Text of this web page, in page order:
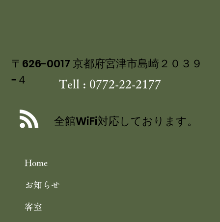
ーナーにて 茶六別館の食事処・四季膳
Home
お知らせ
客室
〒626-0017 京都府宮津市島崎２０３９
−４
Tell : 0772-22-2177
全館WiFi対応しております。